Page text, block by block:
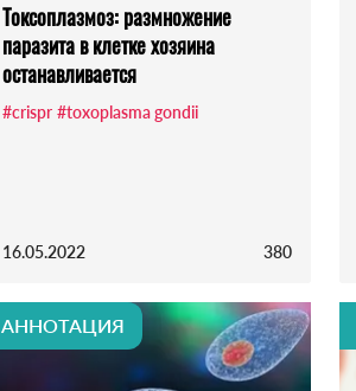
Токсоплазмоз: размножение
паразита в клетке хозяина
останавливается
#crispr #toxoplasma gondii
16.05.2022 380
АННОТАЦИЯ